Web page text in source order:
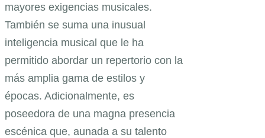
mayores exigencias musicales.
También se suma una inusual
inteligencia musical que le ha
permitido abordar un repertorio con la
más amplia gama de estilos y
épocas. Adicionalmente, es
poseedora de una magna presencia
escénica que, aunada a su talento